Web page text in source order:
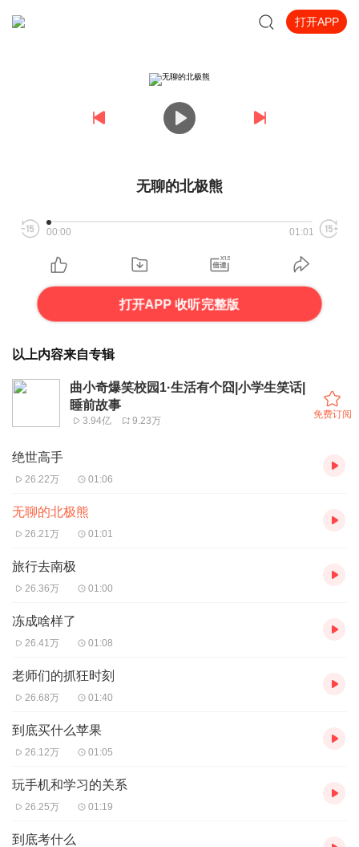
打开APP
无聊的北极熊
00:00 01:01
打开APP 收听完整版
以上内容来自专辑
曲小奇爆笑校园1·生活有个囧|小学生笑话|
睡前故事
3.94亿 9.23万
免费订阅
绝世高手
26.22万 01:06
无聊的北极熊
26.21万 01:01
旅行去南极
26.36万 01:00
冻成啥样了
26.41万 01:08
老师们的抓狂时刻
26.68万 01:40
到底买什么苹果
26.12万 01:05
玩手机和学习的关系
26.25万 01:19
到底考什么